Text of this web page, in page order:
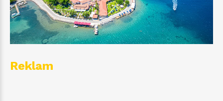
Reklam